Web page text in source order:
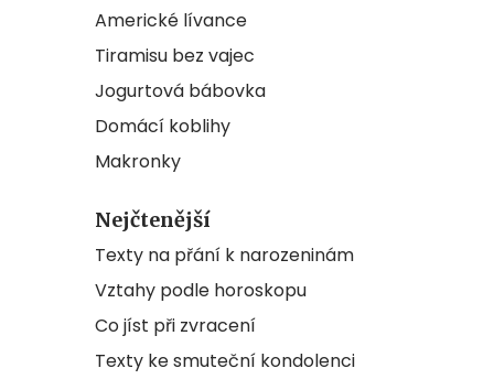
Americké lívance
Tiramisu bez vajec
Jogurtová bábovka
Domácí koblihy
Makronky
Nejčtenější
Texty na přání k narozeninám
Vztahy podle horoskopu
Co jíst při zvracení
Texty ke smuteční kondolenci